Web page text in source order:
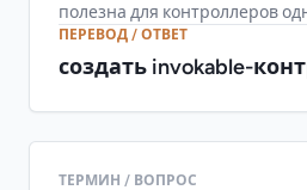
полезна для контроллеров
ПЕРЕВОД / ОТВЕТ
создать invokable-
ТЕРМИН / ВОПРОС